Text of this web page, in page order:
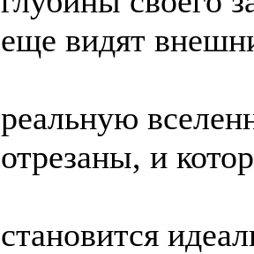
еще видят
реальную
отрезаны, и
становится